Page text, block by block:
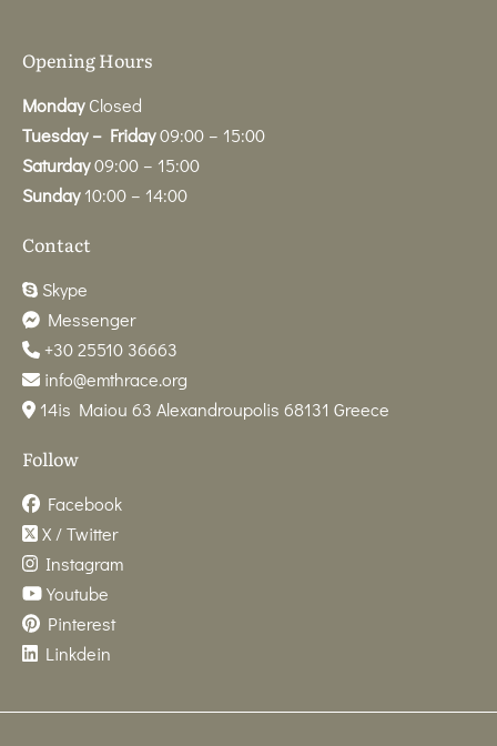
Opening Hours
Monday Closed
Tuesday – Friday09:00 – 15:00
Saturday09:00 – 15:00
Sunday 10:00 – 14:00
Contact
Skype
Messenger
+30 25510 36663
info@emthrace.org
14is Maiou 63 Alexandroupolis 68131 Greece
Follow
Facebook
X / Twitter
Instagram
Youtube
Pinterest
Linkdein